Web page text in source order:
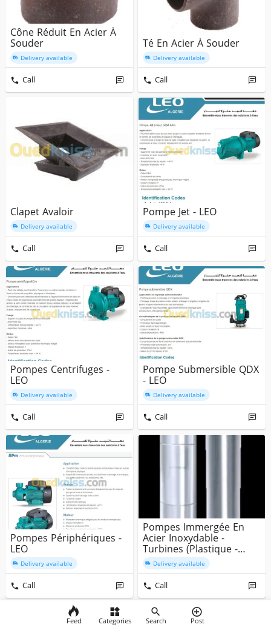
Cône Réduit En Acier À
Souder
Delivery available
Call
Té En Acier À Souder
Delivery available
Call
Clapet Avaloir
Delivery available
Call
Pompe Jet - LEO
Delivery available
Call
Pompes Centrifuges -
LEO
Delivery available
Call
Pompe Submersible QDX
- LEO
Delivery available
Call
Pompes Périphériques -
LEO
Delivery available
Call
Pompes Immergée En
Acier Inoxydable -
Turbines (plastique -
Fonte) De ...
Delivery available
Call
Feed Categories Search Post